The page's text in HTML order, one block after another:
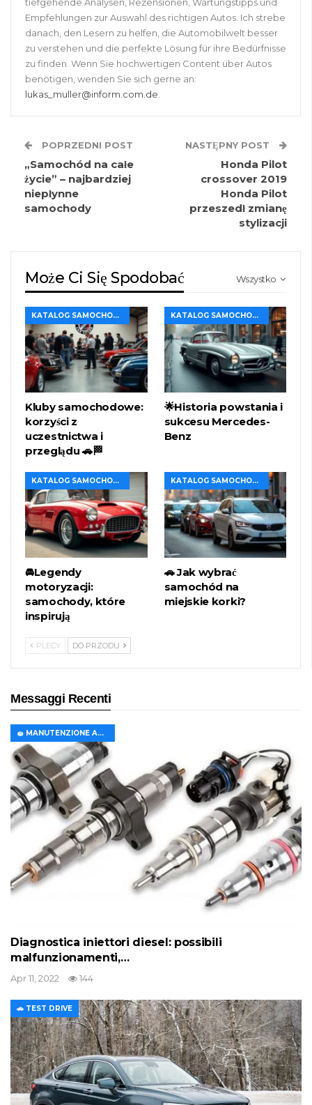
tiefgehende Analysen, Rezensionen, Wartungstipps und
Empfehlungen zur Auswahl des richtigen Autos. Ich strebe
danach, den Lesern zu helfen, die Automobilwelt besser
zu verstehen und die perfekte Lösung für ihre Bedürfnisse
zu finden. Wenn Sie hochwertigen Content über Autos
benötigen, wenden Sie sich gerne an:
lukas_muller@inform.com.de.
POPRZEDNI POST
„Samochód na całe
życie” – najbardziej
niepłynne
samochody
NASTĘPNY POST
Honda Pilot
crossover 2019
Honda Pilot
przeszedł zmianę
stylizacji
Wszystko
Może Ci Się Spodobać
KATALOG SAMOCHODÓW
Kluby samochodowe:
korzyści z
uczestnictwa i
przeglądu 🚗🏁
KATALOG SAMOCHODÓW
🌟Historia powstania i
sukcesu Mercedes-
Benz
KATALOG SAMOCHODÓW
🚘Legendy
motoryzacji:
samochody, które
inspirują
KATALOG SAMOCHODÓW
🚗 Jak wybrać
samochód na
miejskie korki?
PLECY DO PRZODU
Messaggi Recenti
🧽 MANUTENZIONE AUTO
Diagnostica iniettori diesel: possibili
malfunzionamenti,…
Apr 11, 2022 144
🚗 TEST DRIVE